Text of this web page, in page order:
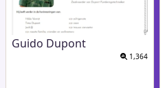
Guido Dupont
1,364